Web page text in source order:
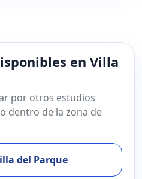
en Villa
por otros estudios
dentro de la zona de
del Parque